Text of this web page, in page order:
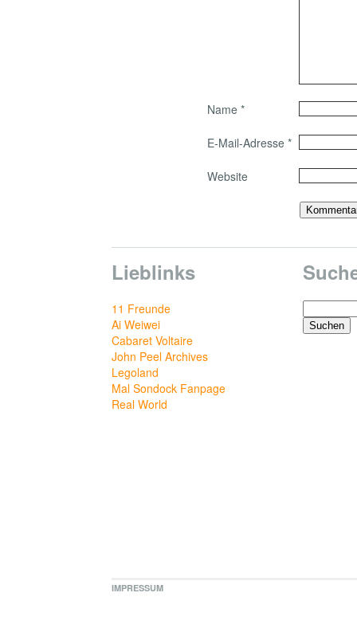
Name *
E-Mail-Adresse *
Website
Lieblinks
11 Freunde
Ai Weiwei
Cabaret Voltaire
John Peel Archives
Legoland
Mal Sondock Fanpage
Real World
Suchen
nach:
IMPRESSUM